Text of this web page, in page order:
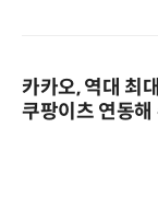
카카오, 역대 최
쿠팡이츠 연동해